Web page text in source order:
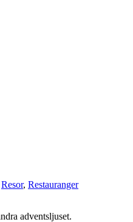
Resor, Restauranger
adventsljuset.